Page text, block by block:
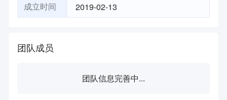
成立时间 2019-02-13
团队成员
团队信息完善中...